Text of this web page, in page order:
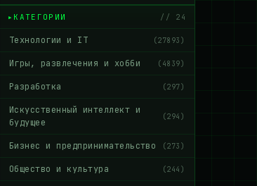
КАТЕГОРИИ // 24
Технологии и IT (27893)
Игры, развлечения и хобби (4839)
Разработка (297)
Искусственный интеллект и
будущее
(294)
Бизнес и предпринимательство (273)
Общество и культура (244)